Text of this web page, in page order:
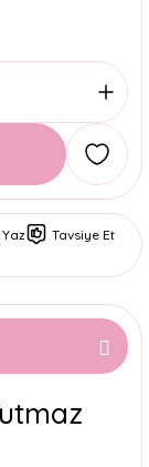
Tavsiye Et